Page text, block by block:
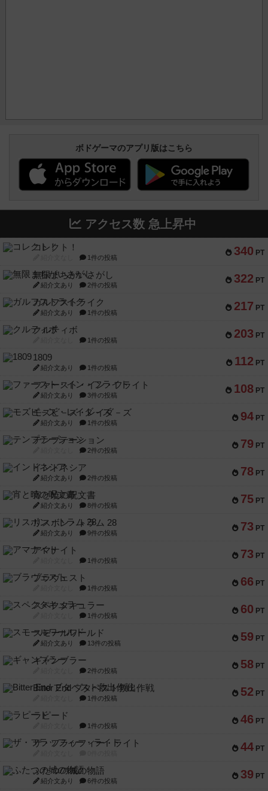
ボドゲーマのアプリ版はこちら
アクセス数 急上昇中
340 PT
コレクト！
1件の投稿
322 PT
無限まちがいさがし
紹介文あり 2件の投稿
217 PT
ガルフストライク
紹介文あり 1件の投稿
203 PT
クルティボ
1件の投稿
112 PT
1809
紹介文あり 1件の投稿
108 PT
ファースト・イン・フライト
紹介文あり 3件の投稿
94 PT
モズビ－ズ・レイダ－ズ
紹介文あり 1件の投稿
79 PT
テンプテーション
2件の投稿
78 PT
インドネシア
紹介文あり 2件の投稿
75 PT
宵と暁の呪文書
紹介文あり 8件の投稿
73 PT
リスボン・トラム 28
紹介文あり 9件の投稿
73 PT
アマナイト
1件の投稿
66 PT
ブラヴェスト
1件の投稿
60 PT
スペクタキュラー
1件の投稿
59 PT
スモールワールド
紹介文あり 13件の投稿
58 PT
ギャンブラー
2件の投稿
52 PT
Bitter End ブタペスト救出作戦
1件の投稿
46 PT
ラピード
1件の投稿
44 PT
ザ・フラッフィー・ライト
39 PT
ふたつの城の物語
紹介文あり 6件の投稿